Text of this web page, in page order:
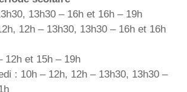
13h30 – 16h et 16h – 19h
12h – 13h30, 13h30 – 16h et 16h
12h et 15h – 19h
: 10h – 12h, 12h – 13h30, 13h30 –